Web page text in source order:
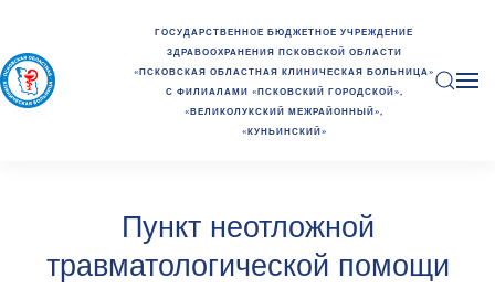
ГОСУДАРСТВЕННОЕ БЮДЖЕТНОЕ УЧРЕЖДЕНИЕ
ЗДРАВООХРАНЕНИЯ ПСКОВСКОЙ ОБЛАСТИ
«ПСКОВСКАЯ ОБЛАСТНАЯ КЛИНИЧЕСКАЯ БОЛЬНИЦА»
С ФИЛИАЛАМИ «ПСКОВСКИЙ ГОРОДСКОЙ»,
«ВЕЛИКОЛУКСКИЙ МЕЖРАЙОННЫЙ»,
«КУНЬИНСКИЙ»
Пункт неотложной
травматологической помощи